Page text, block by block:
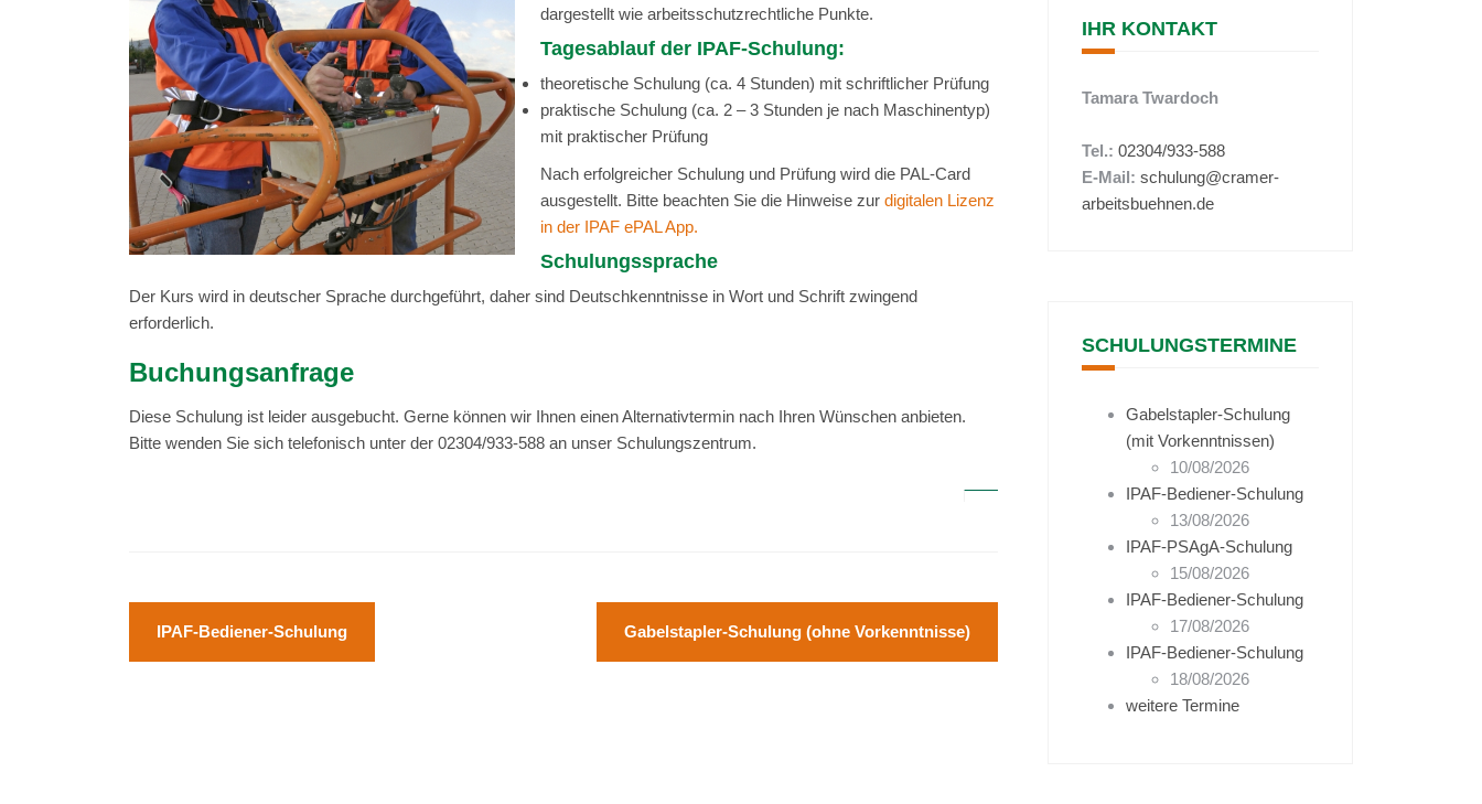
dargestellt wie arbeitsschutzrechtliche Punkte.
Tagesablauf der IPAF-Schulung:
theoretische Schulung (ca. 4 Stunden) mit schriftlicher Prüfung
praktische Schulung (ca. 2 – 3 Stunden je nach Maschinentyp)
mit praktischer Prüfung
Nach erfolgreicher Schulung und Prüfung wird die PAL-Card
ausgestellt. Bitte beachten Sie die Hinweise zur digitalen Lizenz
in der IPAF ePAL App.
Schulungssprache
Der Kurs wird in deutscher Sprache durchgeführt, daher sind Deutschkenntnisse in Wort und Schrift zwingend
erforderlich.
Buchungsanfrage
Diese Schulung ist leider ausgebucht. Gerne können wir Ihnen einen Alternativtermin nach Ihren Wünschen anbieten.
Bitte wenden Sie sich telefonisch unter der 02304/933-588 an unser Schulungszentrum.
Beitragsnavigation
IPAF-Bediener-Schulung Gabelstapler-Schulung (ohne Vorkenntnisse)
IHR KONTAKT
Tamara Twardoch
Tel.: 02304/933-588
E-Mail: schulung@cramer-
arbeitsbuehnen.de
SCHULUNGSTERMINE
Gabelstapler-Schulung
(mit Vorkenntnissen)
10/08/2026
IPAF-Bediener-Schulung
13/08/2026
IPAF-PSAgA-Schulung
15/08/2026
IPAF-Bediener-Schulung
17/08/2026
IPAF-Bediener-Schulung
18/08/2026
weitere Termine